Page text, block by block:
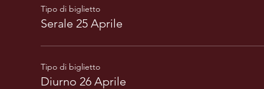
Tipo di biglietto
Serale 25 Aprile
Tipo di biglietto
Diurno 26 Aprile